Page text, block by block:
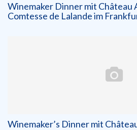
Winemaker Dinner mit Château
Comtesse de Lalande im
Winemaker’s Dinner mit